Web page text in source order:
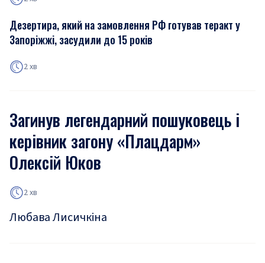
Дезертира, який на замовлення РФ готував теракт у
Запоріжжі, засудили до 15 років
2 хв
Загинув легендарний пошуковець і
керівник загону «Плацдарм»
Олексій Юков
2 хв
Любава Лисичкіна